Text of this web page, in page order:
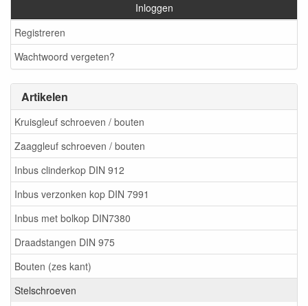
Inloggen
Registreren
Wachtwoord vergeten?
Artikelen
Kruisgleuf schroeven / bouten
Zaaggleuf schroeven / bouten
Inbus clinderkop DIN 912
Inbus verzonken kop DIN 7991
Inbus met bolkop DIN7380
Draadstangen DIN 975
Bouten (zes kant)
Stelschroeven